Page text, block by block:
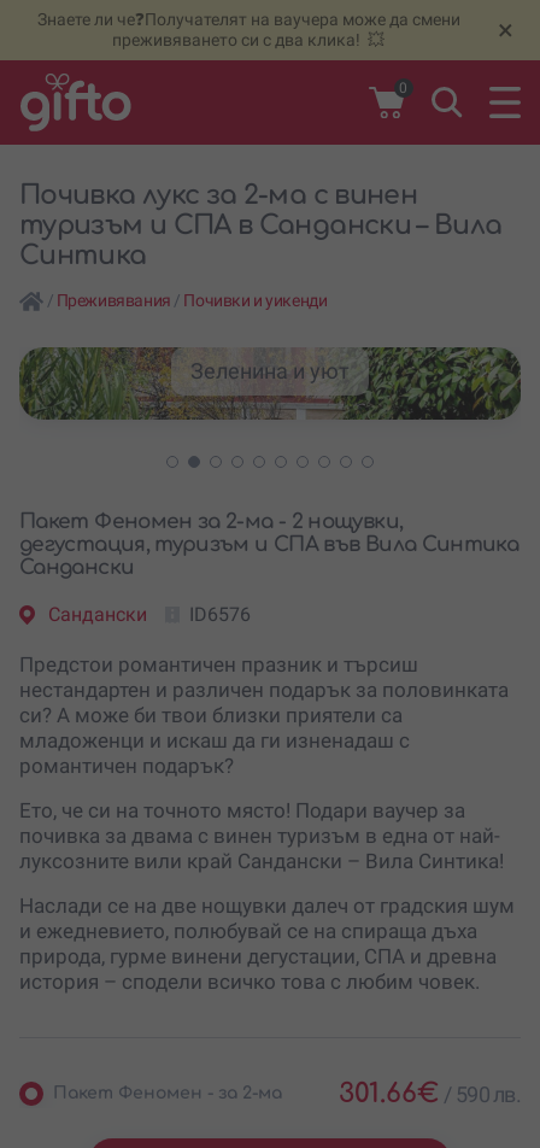
Знаете ли че❓Получателят на ваучера може да смени
преживяването си с два клика! 💥
×
0
Почивка лукс за 2-ма с винен
туризъм и СПА в Сандански – Вила
Синтика
/ Преживявания / Почивки и уикенди
Зеленина и уют
Пакет Феномен за 2-ма - 2 нощувки,
дегустация, туризъм и СПА във Вила Синтика
Сандански
Сандански ID6576
Предстои романтичен празник и търсиш
нестандартен и различен подарък за половинката
си? А може би твои близки приятели са
младоженци и искаш да ги изненадаш с
романтичен подарък?
Ето, че си на точното място! Подари ваучер за
почивка за двама с винен туризъм в една от най-
луксозните вили край Сандански – Вила Синтика!
Наслади се на две нощувки далеч от градския шум
и ежедневието, полюбувай се на спираща дъха
природа, гурме винени дегустации, СПА и древна
история – сподели всичко това с любим човек.
Пакет Феномен - за 2-ма 301.66€ / 590 лв.